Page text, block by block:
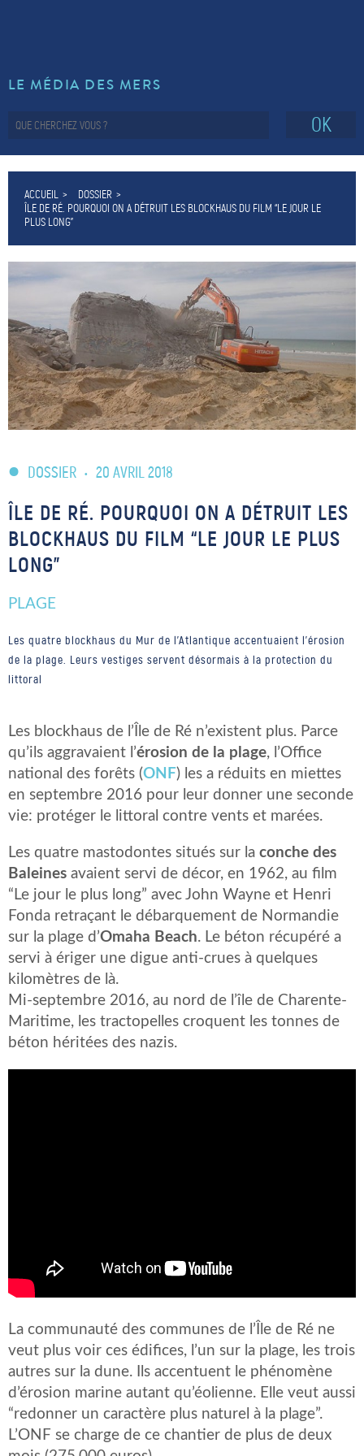
LE MÉDIA DES MERS
OK
ACCUEIL
DOSSIER
ÎLE DE RÉ. POURQUOI ON A DÉTRUIT LES BLOCKHAUS DU FILM “LE JOUR LE
PLUS LONG”
DOSSIER • 20 AVRIL 2018
ÎLE DE RÉ. POURQUOI ON A DÉTRUIT LES
BLOCKHAUS DU FILM “LE JOUR LE PLUS
LONG”
PLAGE
Les quatre blockhaus du Mur de l’Atlantique accentuaient l’érosion
de la plage. Leurs vestiges servent désormais à la protection du
littoral
Les blockhaus de l’Île de Ré n’existent plus. Parce
qu’ils aggravaient l’érosion de la plage, l’Office
national des forêts (ONF) les a réduits en miettes
en septembre 2016 pour leur donner une seconde
vie: protéger le littoral contre vents et marées.
Les quatre mastodontes situés sur la conche des
Baleines avaient servi de décor, en 1962, au film
“Le jour le plus long” avec John Wayne et Henri
Fonda retraçant le débarquement de Normandie
sur la plage d’Omaha Beach. Le béton récupéré a
servi à ériger une digue anti-crues à quelques
kilomètres de là.
Mi-septembre 2016, au nord de l’île de Charente-
Maritime, les tractopelles croquent les tonnes de
béton héritées des nazis.
La communauté des communes de l’Île de Ré ne
veut plus voir ces édifices, l’un sur la plage, les trois
autres sur la dune. Ils accentuent le phénomène
d’érosion marine autant qu’éolienne. Elle veut aussi
“redonner un caractère plus naturel à la plage”.
L’ONF se charge de ce chantier de plus de deux